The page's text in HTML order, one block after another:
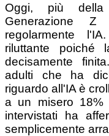
Oggi, più
Generazione
regolarmente
riluttante
decisamente
adulti che ha
riguardo all'IA è
a un misero 18%
intervistati ha
semplicemente